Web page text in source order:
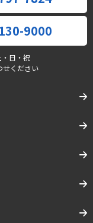
9000
・日・祝
せください